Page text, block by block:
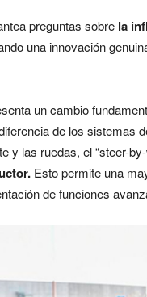
preguntas sobre la
una innovación
un cambio
de los sistemas
y las ruedas, el “steer-
Esto permite una
de funciones